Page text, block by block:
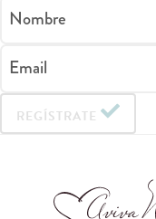
Nombre
Email
REGÍSTRATE